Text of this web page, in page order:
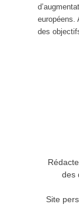
européens.
des
des
Site